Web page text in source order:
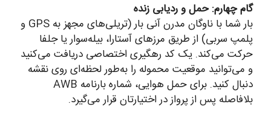
گام چهارم: حمل و ردیابی زنده
بار شما با ناوگان مدرن آنی بار (تریلی‌های مجهز به GPS و
پلمپ سربی) از طریق مرزهای آستارا، بیله‌سوار یا جلفا
حرکت می‌کند. یک کد رهگیری اختصاصی دریافت می‌کنید
و می‌توانید موقعیت محموله را به‌طور لحظه‌ای روی نقشه
دنبال کنید. برای حمل هوایی، شماره بارنامه AWB
بلافاصله پس از پرواز در اختیارتان قرار می‌گیرد.